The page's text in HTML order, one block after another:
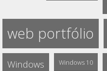
web portfólio
Windows Windows 10